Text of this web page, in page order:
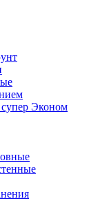
супер Эконом